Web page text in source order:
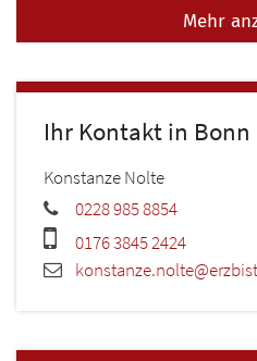
Mehr
Ihr Kontakt in Bonn
KonstanzeNolte
0228 985 8854
0176 3845 2424